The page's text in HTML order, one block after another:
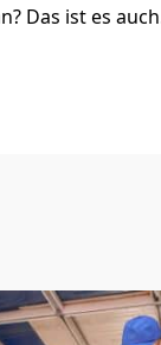
Das ist es